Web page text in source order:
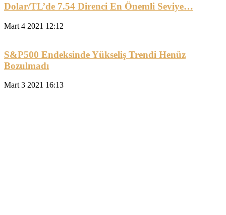
Dolar/TL’de 7.54 Direnci En Önemli Seviye…
Mart 4 2021 12:12
S&P500 Endeksinde Yükseliş Trendi Henüz
Bozulmadı
Mart 3 2021 16:13